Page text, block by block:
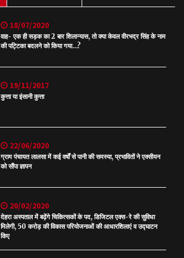
18/07/2020
वाह- एक ही सड़क का 2 बार शिलान्यास, तो क्या केवल वीरभद्र सिंह के नाम
की पट्टिका बदलने को किया गया…?
19/11/2017
कुत्ता या इंसानी कुत्ता
22/06/2020
ग्राम पंचायत लालसा में कई वर्षों से पानी की समस्या, प्रभावितों ने एक्सीयन
को सौंपा ज्ञापन
20/02/2020
देहरा अस्पताल में बढ़ेंगे चिकित्सकों के पद, डिजिटल एक्स-रे की सुविधा
मिलेगी, 50 करोड़ की विकास परियोजनाओं की आधारशिलाएं व उद्घाटन
किए